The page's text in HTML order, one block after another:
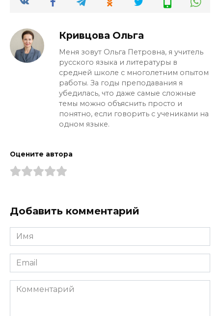
слово подхватит хотя бы пара блогеров с
Кривцова Ольга
Меня зовут Ольга Петровна, я учитель
русского языка и литературы в
средней школе с многолетним опытом
работы. За годы преподавания я
убедилась, что даже самые сложные
темы можно объяснить просто и
понятно, если говорить с учениками на
одном языке.
Оцените автора
Добавить комментарий
Имя
*
Email
*
Комментарий